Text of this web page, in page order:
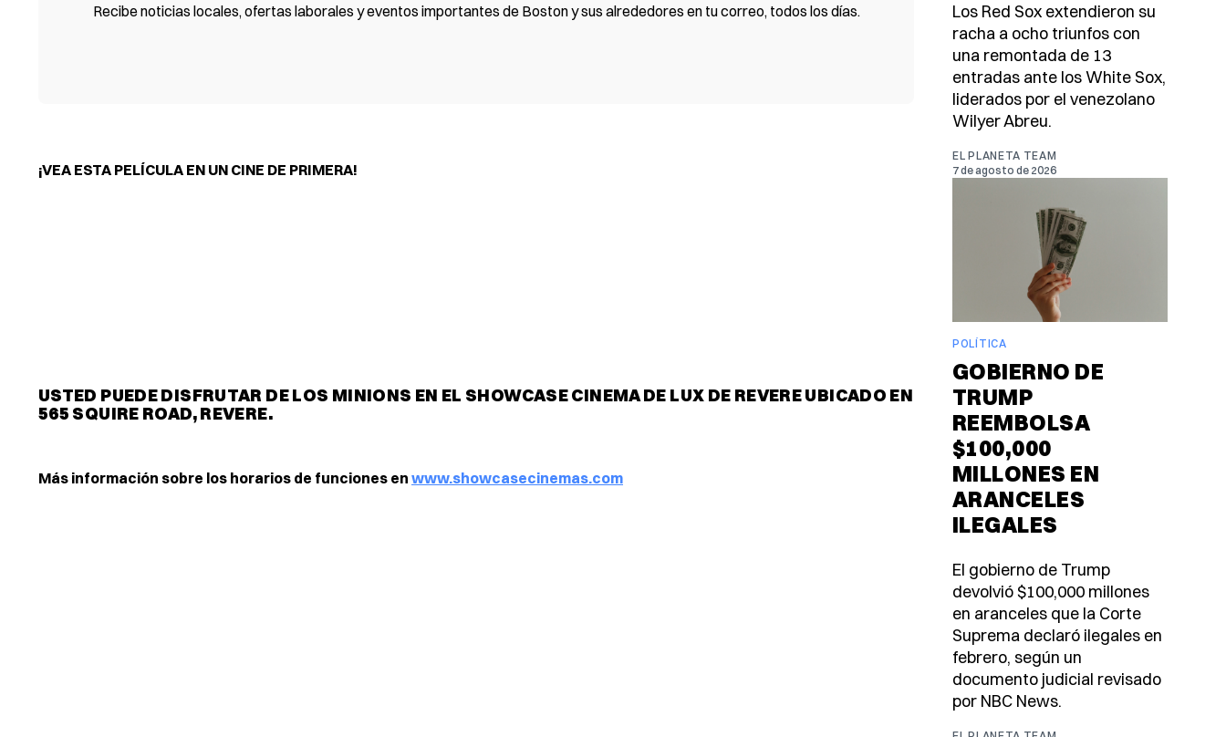
Recibe noticias locales, ofertas laborales y eventos importantes de Boston y sus alrededores en tu correo, todos los días.
¡VEA ESTA PELÍCULA EN UN CINE DE PRIMERA!
USTED PUEDE DISFRUTAR DE LOS MINIONS EN EL SHOWCASE CINEMA DE LUX DE REVERE UBICADO EN
565 SQUIRE ROAD, REVERE.
Más información sobre los horarios de funciones en www.showcasecinemas.com
Los Red Sox extendieron su
racha a ocho triunfos con
una remontada de 13
entradas ante los White Sox,
liderados por el venezolano
Wilyer Abreu.
EL PLANETA TEAM
7 de agosto de 2026
POLÍTICA
GOBIERNO DE
TRUMP
REEMBOLSA
$100,000
MILLONES EN
ARANCELES
ILEGALES
El gobierno de Trump
devolvió $100,000 millones
en aranceles que la Corte
Suprema declaró ilegales en
febrero, según un
documento judicial revisado
por NBC News.